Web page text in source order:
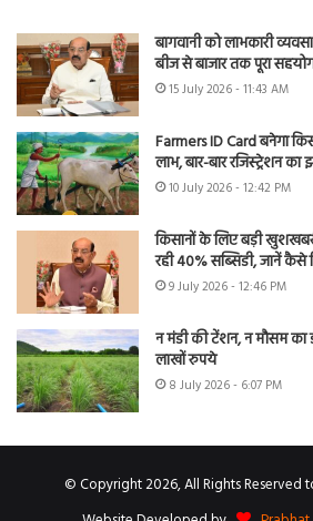
बागवानी को लाभकारी
बीज से बाजार तक पूरा
15 July 2026 - 11:43 AM
Farmers ID Card बनेगा
लाभ, बार-बार रजिस्ट्रेशन
10 July 2026 - 12:42 PM
किसानों के लिए बड़ी
रही 40% सब्सिडी, जानें कैसे
9 July 2026 - 12:46 PM
न मंडी की टेंशन, न मौसम
लाखों रुपये
8 July 2026 - 6:07 PM
© Copyright 2026, All Rights Reserved